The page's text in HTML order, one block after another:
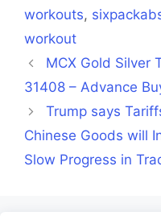
workouts,
workout
MCX Gold Silver
31408 – Advance
Trump says
Chinese Goods will
Slow Progress in